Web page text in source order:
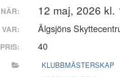
MEDLEMSANSÖKAN
KONTAKT
NÄR: 12 maj, 2026 kl.
VAR: Älgsjöns
PRIS: 40
KLUBBMÄSTERSKAP